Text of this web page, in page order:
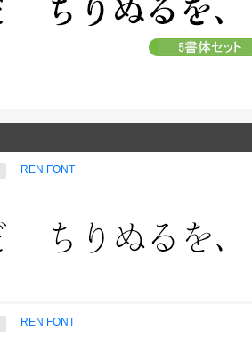
REN FONT
REN FONT